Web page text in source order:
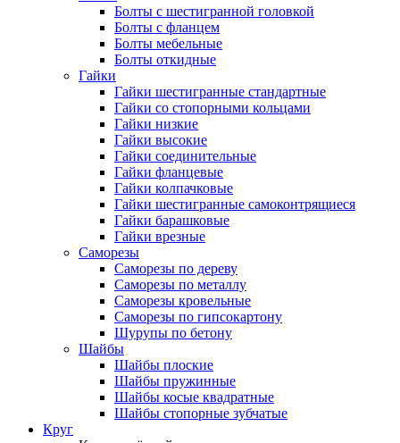
Болты с шестигранной головкой
Болты с фланцем
Болты мебельные
Болты откидные
Гайки
Гайки шестигранные стандартные
Гайки со стопорными кольцами
Гайки низкие
Гайки высокие
Гайки соединительные
Гайки фланцевые
Гайки колпачковые
Гайки шестигранные самоконтрящиеся
Гайки барашковые
Гайки врезные
Саморезы
Саморезы по дереву
Саморезы по металлу
Саморезы кровельные
Саморезы по гипсокартону
Шурупы по бетону
Шайбы
Шайбы плоские
Шайбы пружинные
Шайбы косые квадратные
Шайбы стопорные зубчатые
Круг